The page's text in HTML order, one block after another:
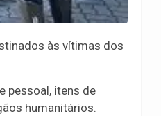
às vítimas dos
pessoal, itens de
humanitários.